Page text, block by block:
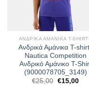
ΑΝΔΡΙΚΆ ΑΜΆΝΙΚΑ T-
Ανδρικά Αμάνικα T-
Nautica Competition
Ανδρικό Αμάνικο T-
(9000078705_3149)
€25,00 Original
€15,00Η